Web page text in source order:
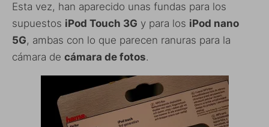
Esta vez, han aparecido unas fundas para los
supuestos iPod Touch 3G y para los iPod nano
5G, ambas con lo que parecen ranuras para la
cámara de cámara de fotos.